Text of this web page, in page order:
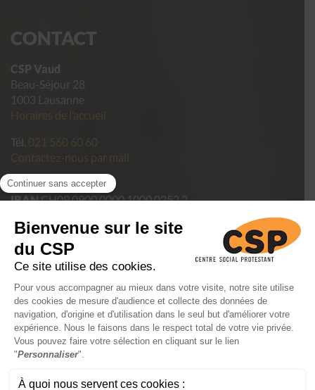
CONTACT
CSP Vaud
Beau-Séjour 28
1003 Lausanne
Horaires de l’accueil
Tél. 021 560 60 60
Contactez-nous par mail
Pour faire un don
IBANCH09 0900 0000 1000 0252 2
Politique de confidentialité des données du CSP Vaud
Mentions légales